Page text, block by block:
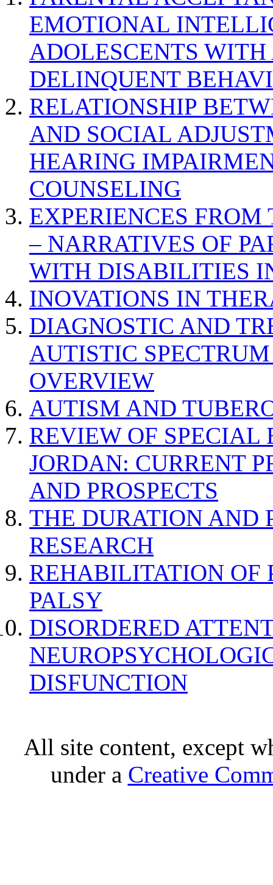
EMOTIONAL
ADOLESCENTS
DELINQUENT
RELATIONSHIP
AND SOCIAL
HEARING
COUNSELING
EXPERIENCES
– NARRATIVES OF
WITH DISABILITIES
INOVATIONS IN
DIAGNOSTIC AND
AUTISTIC
OVERVIEW
AUTISM AND
REVIEW OF SPECIAL
JORDAN: CURRENT
AND PROSPECTS
THE DURATION AND
RESEARCH
REHABILITATION OF
PALSY
DISORDERED
DISFUNCTION
All site content, except
under a Creative